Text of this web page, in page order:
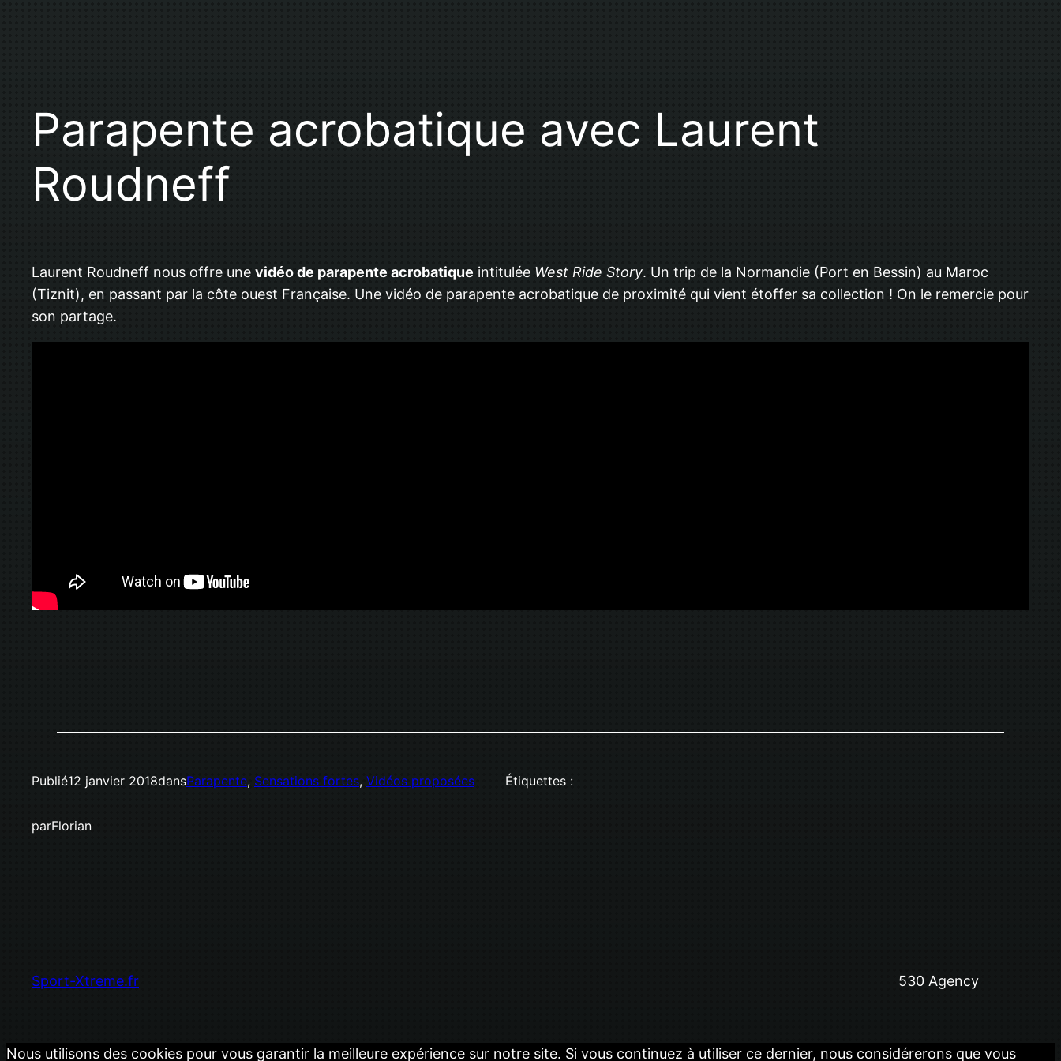
Parapente acrobatique avec Laurent
Roudneff
Laurent Roudneff nous offre une vidéo de parapente acrobatique intitulée West Ride Story. Un trip de la Normandie (Port en Bessin) au Maroc
(Tiznit), en passant par la côte ouest Française. Une vidéo de parapente acrobatique de proximité qui vient étoffer sa collection ! On le remercie pour
son partage.
Publié12 janvier 2018dansParapente, Sensations fortes, Vidéos proposées
parFlorian
Étiquettes :
Sport-Xtreme.fr 530 Agency
Nous utilisons des cookies pour vous garantir la meilleure expérience sur notre site. Si vous continuez à utiliser ce dernier, nous considérerons que vous